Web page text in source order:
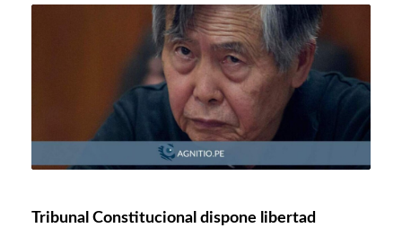
Tribunal Constitucional dispone libertad